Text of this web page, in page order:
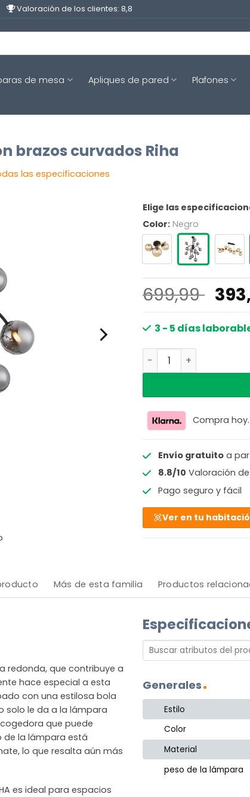
Valoración de los clientes: 8,8
de mesa Apliques de pared Plafones
brazos curvados Riha
las especificaciones
Elige las
Color: Negro
699,99 El
3 - 5 días
Lámpara de techo
Compra hoy.
Envío gratuitoa
8.8/10 Valoración
Pago seguro y fácil
Ver en tu
Más de esta familia Productos
redonda, que contribuye a
hace especial a esta
con una estilosa bola
solo le da a la lámpara
que puede
de la lámpara está
lo que resalta aún más
es ideal para espacios
Generales
Estilo
Color
Material
peso de la lámpara